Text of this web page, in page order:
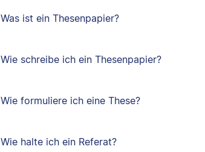
Was ist ein Thesenpapier?
Wie schreibe ich ein Thesenpapier?
Wie formuliere ich eine These?
Wie halte ich ein Referat?